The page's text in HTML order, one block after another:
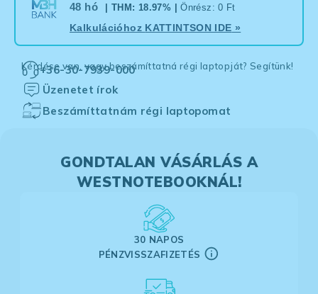
48 hó
| THM: 18.97% |Önrész: 0 Ft
Kalkulációhoz KATTINTSON IDE »
Kérdése van, vagy beszámíttatná régi laptopját? Segítünk!
+36-30-7939-000
Üzenetet írok
Beszámíttatnám régi laptopomat
GONDTALAN VÁSÁRLÁS A
WESTNOTEBOOKNÁL!
30 NAPOS
PÉNZVISSZAFIZETÉS